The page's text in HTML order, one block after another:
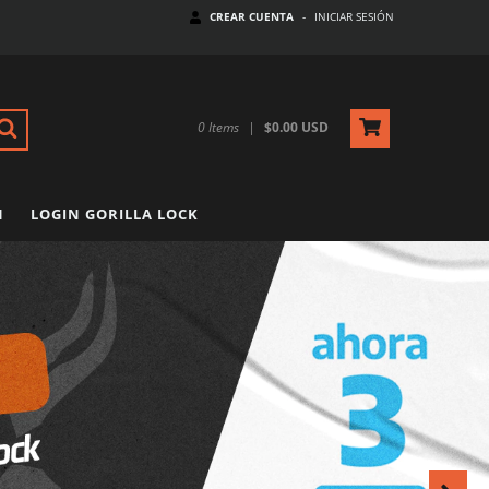
CREAR CUENTA - INICIAR SESIÓN
0Items | $0.00 USD
LOGIN GORILLA LOCK